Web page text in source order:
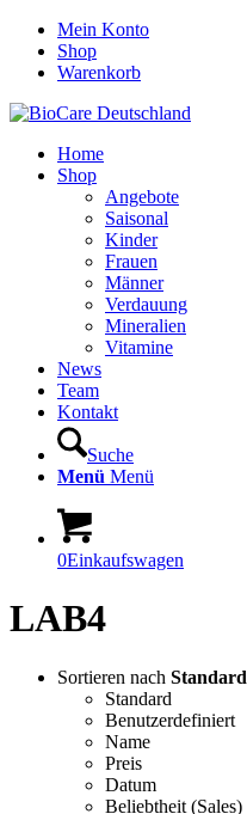
Mein Konto
Shop
Warenkorb
Home
Shop
Angebote
Saisonal
Kinder
Frauen
Männer
Verdauung
Mineralien
Vitamine
News
Team
Kontakt
Suche
Menü Menü
0Einkaufswagen
LAB4
Sortieren nach Standard
Standard
Benutzerdefiniert
Name
Preis
Datum
Beliebtheit (Sales)